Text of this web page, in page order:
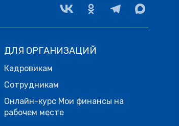
ДЛЯ ОРГАНИЗАЦИЙ
Кадровикам
Сотрудникам
Онлайн-курс Мои финансы на
рабочем месте